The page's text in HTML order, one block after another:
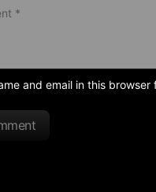
and email in this